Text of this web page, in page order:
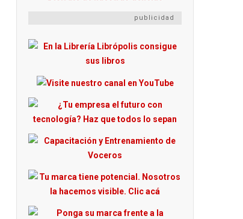
publicidad